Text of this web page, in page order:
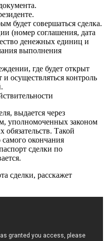
будет совершаться сделка.
(номер соглашения, дата
денежных единиц и
выполнения
где будет открыт
осуществляться контроль
выдается через
уполномоченных законом
обязательств. Такой
окончания
сделки по
сделки, расскажет